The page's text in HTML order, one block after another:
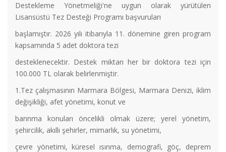
Destekleme Yönetmeliği'ne uygun olarak yürütülen
Lisansüstü Tez Desteği Programı başvuruları
başlamıştır. 2026 yılı itibarıyla 11. dönemine giren program
kapsamında 5 adet doktora tezi
desteklenecektir. Destek miktarı her bir doktora tezi için
100.000 TL olarak belirlenmiştir.
1.Tez çalışmasının Marmara Bölgesi, Marmara Denizi, iklim
değişikliği, afet yönetimi, konut ve
barınma konuları öncelikli olmak üzere; yerel yönetim,
şehircilik, akıllı şehirler, mimarlık, su yönetimi,
çevre yönetimi, küresel ısınma, demografi, göç, deprem